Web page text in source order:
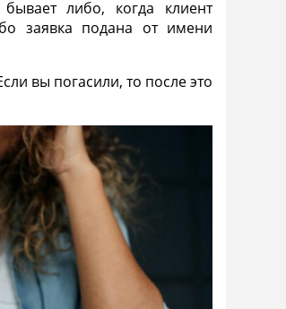
либо, когда клиент
заявка подана от имени
вы погасили, то после это